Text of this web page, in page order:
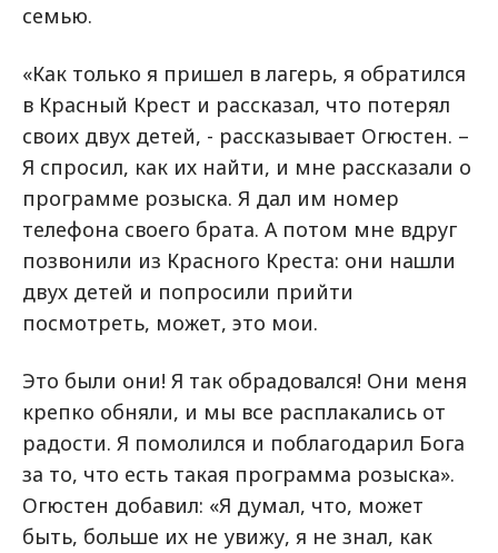
семью.
«Как только я пришел в лагерь, я обратился
в Красный Крест и рассказал, что потерял
своих двух детей, - рассказывает Огюстен. –
Я спросил, как их найти, и мне рассказали о
программе розыска. Я дал им номер
телефона своего брата. А потом мне вдруг
позвонили из Красного Креста: они нашли
двух детей и попросили прийти
посмотреть, может, это мои.
Это были они! Я так обрадовался! Они меня
крепко обняли, и мы все расплакались от
радости. Я помолился и поблагодарил Бога
за то, что есть такая программа розыска».
Огюстен добавил: «Я думал, что, может
быть, больше их не увижу, я не знал, как